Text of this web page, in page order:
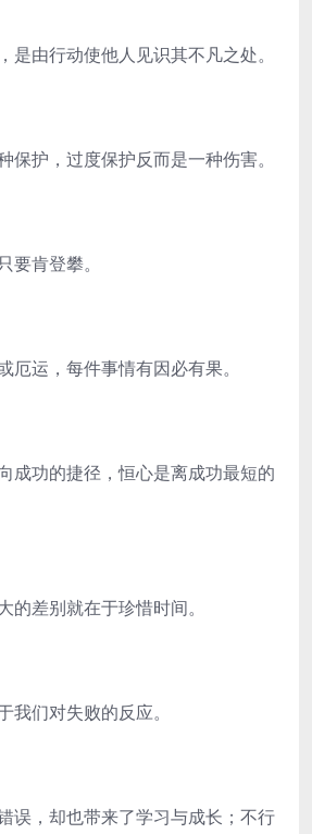
是由行动使他人见识其不凡之处。
保护，过度保护反而是一种伤害。
要肯登攀。
厄运，每件事情有因必有果。
成功的捷径，恒心是离成功最短的
的差别就在于珍惜时间。
我们对失败的反应。
误，却也带来了学习与成长；不行